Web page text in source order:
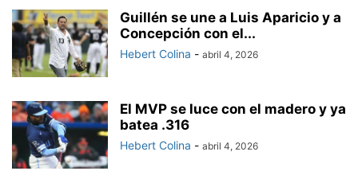
Guillén se une a Luis Aparicio y a
Concepción con el...
Hebert Colina - abril 4, 2026
El MVP se luce con el madero y ya
batea .316
Hebert Colina - abril 4, 2026